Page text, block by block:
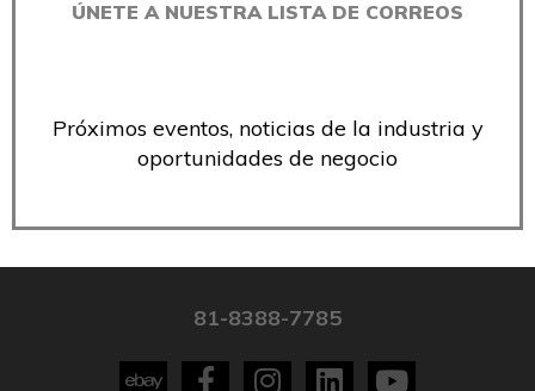
ÚNETE A NUESTRA LISTA DE CORREOS
Próximos eventos, noticias de la industria y
oportunidades de negocio
81-8388-7785